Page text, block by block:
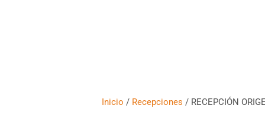
Inicio / Recepciones / RECEPCIÓN